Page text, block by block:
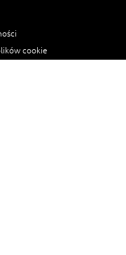
cookie